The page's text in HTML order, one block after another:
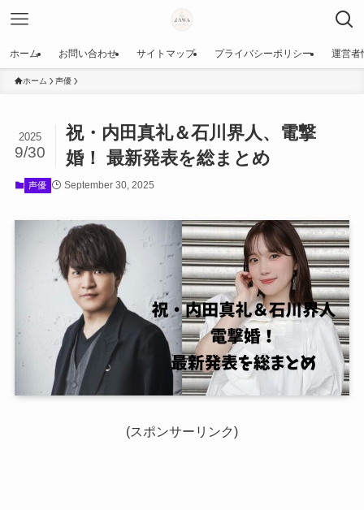
ホーム お問い合わせ サイトマップ プライバシーポリシー 運営者
ホーム 声優
祝・内田真礼＆石川界人、電撃
婚！ 最新発表を総まとめ
2025
9/30
声優 September 30, 2025
(スポンサーリンク)